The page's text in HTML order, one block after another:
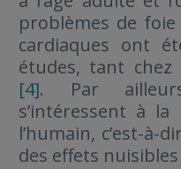
problèmes de
cardiaques ont
études, tant chez
[4]. Par
s’intéressent à
l’humain, c’est-à-
des effets